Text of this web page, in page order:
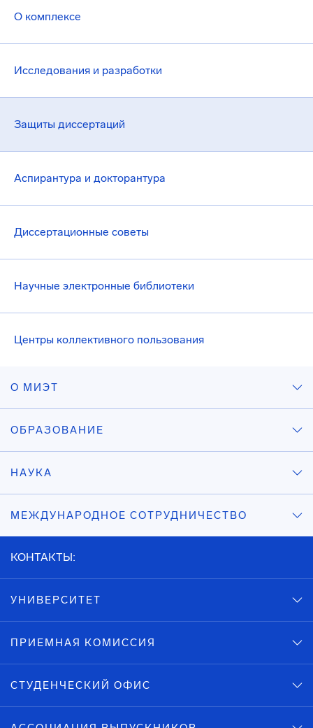
О комплексе
Исследования и разработки
Защиты диссертаций
Аспирантура и докторантура
Диссертационные советы
Научные электронные библиотеки
Центры коллективного пользования
О МИЭТ
ОБРАЗОВАНИЕ
НАУКА
МЕЖДУНАРОДНОЕ СОТРУДНИЧЕСТВО
КОНТАКТЫ:
УНИВЕРСИТЕТ
ПРИЕМНАЯ КОМИССИЯ
СТУДЕНЧЕСКИЙ ОФИС